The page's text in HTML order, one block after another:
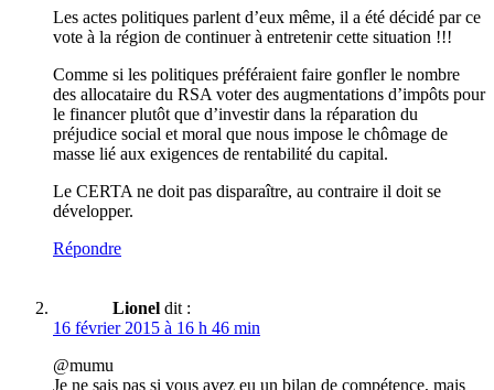
Les actes politiques parlent d’eux même, il a été décidé par ce
vote à la région de continuer à entretenir cette situation !!!
Comme si les politiques préféraient faire gonfler le nombre
des allocataire du RSA voter des augmentations d’impôts pour
le financer plutôt que d’investir dans la réparation du
préjudice social et moral que nous impose le chômage de
masse lié aux exigences de rentabilité du capital.
Le CERTA ne doit pas disparaître, au contraire il doit se
développer.
Répondre
Lionel dit :
16 février 2015 à 16 h 46 min
@mumu
Je ne sais pas si vous avez eu un bilan de compétence, mais